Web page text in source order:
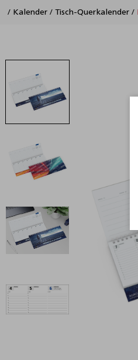
/ Kalender / Tisch-Querkalender /